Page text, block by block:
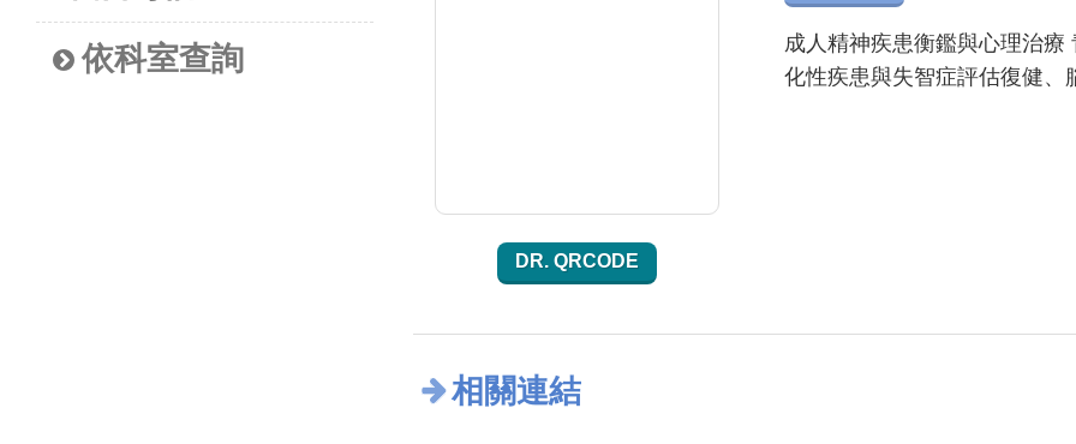
依科室查詢
DR. QRCODE
成人精神疾患衡鑑與心理治
化性疾患與失智症評估復健、
相關連結